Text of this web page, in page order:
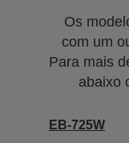
Os
com um
Para mais
abaixo
EB-725W